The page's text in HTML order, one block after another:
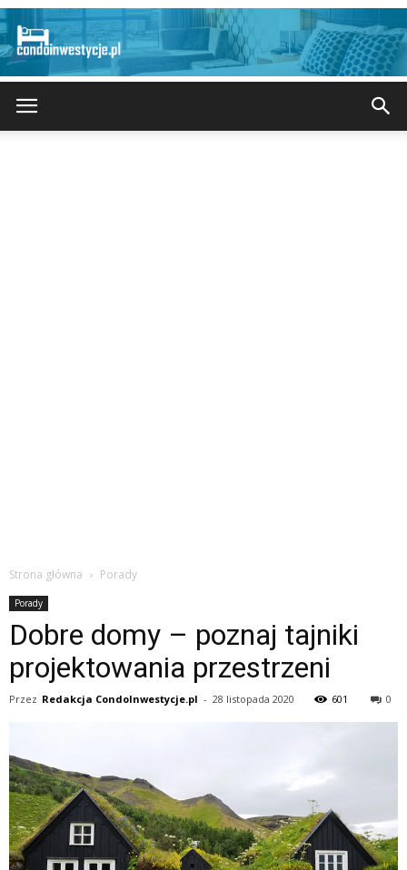
Strona główna Porady
Porady
Dobre domy – poznaj tajniki
projektowania przestrzeni
Przez Redakcja CondoInwestycje.pl - 28 listopada 2020 601 0